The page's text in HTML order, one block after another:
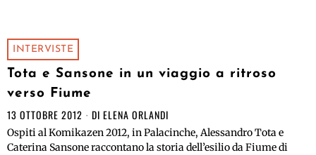
INTERVISTE
Tota e Sansone in un viaggio a ritroso
verso Fiume
13 OTTOBRE 2012 DI ELENA ORLANDI
Ospiti al Komikazen 2012, in Palacinche, Alessandro Tota e
Caterina Sansone raccontano la storia dell’esilio da Fiume di